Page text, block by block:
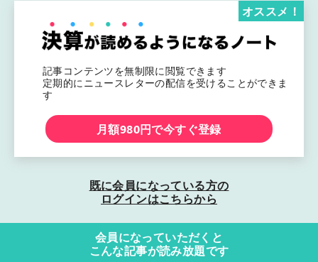
記事コンテンツを無制限に閲覧できます
定期的にニュースレターの配信を受けることができま
す
オススメ！
月額980円で今すぐ登録
既に会員になっている方の
ログインはこちらから
会員になっていただくと
こんな記事が読み放題です